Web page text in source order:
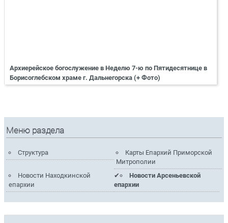
Архиерейское богослужение в Неделю 7-ю по Пятидесятнице в
Борисоглебском храме г. Дальнегорска (+ Фото)
Меню раздела
Структура
Карты Епархий Приморской
Митрополии
Новости Находкинской
епархии
Новости Арсеньевской
епархии